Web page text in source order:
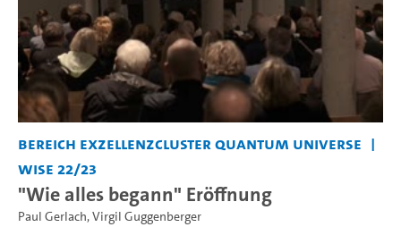
Bereich Exzellenzcluster Quantum Universe
WiSe 22/23
"Wie alles begann" Eröffnung
Paul Gerlach,Virgil Guggenberger